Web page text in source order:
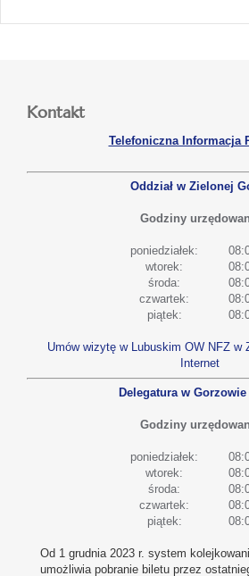
Kontakt
Telefoniczna Informacja
Oddział w Zielonej
Godziny
poniedziałek:
wtorek:
środa:
czwartek:
piątek:
Umów wizytę w Lubuskim OW NFZ w
Internet
Delegatura w
Godziny
poniedziałek:
wtorek:
środa:
czwartek:
piątek:
Od 1 grudnia 2023 r. system
umożliwia pobranie biletu przez